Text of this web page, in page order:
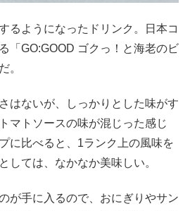
るようになったドリンク。日本コ
「GO:GOOD ゴクっ！と海老のビ
。
はないが、しっかりとした味がす
マトソースの味が混じった感じ
に比べると、1ランク上の風味を
しては、なかなか美味しい。
が手に入るので、おにぎりやサン